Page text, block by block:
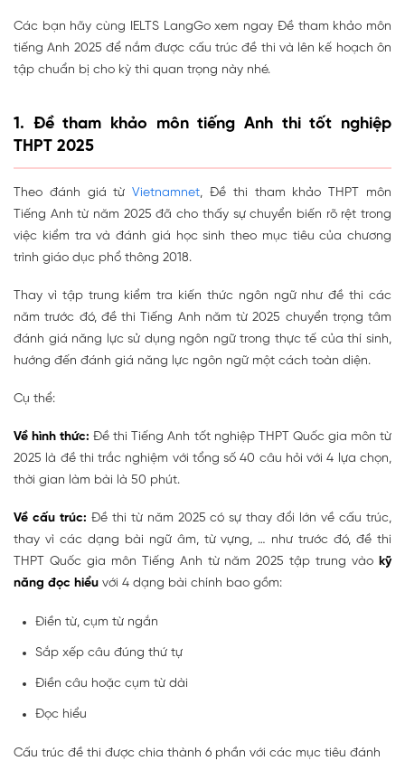
Các bạn hãy cùng IELTS LangGo xem ngay Đề tham khảo môn
tiếng Anh 2025 để nắm được cấu trúc đề thi và lên kế hoạch ôn
tập chuẩn bị cho kỳ thi quan trọng này nhé.
1. Đề tham khảo môn tiếng Anh thi tốt nghiệp
THPT 2025
Theo đánh giá từVietnamnet, Đề thi tham khảo THPT môn
Tiếng Anh từ năm 2025 đã cho thấy sự chuyển biến rõ rệt trong
việc kiểm tra và đánh giá học sinh theo mục tiêu của chương
trình giáo dục phổ thông 2018.
Thay vì tập trung kiểm tra kiến thức ngôn ngữ như đề thi các
năm trước đó, đề thi Tiếng Anh năm từ 2025 chuyển trọng tâm
đánh giá năng lực sử dụng ngôn ngữ trong thực tế của thí sinh,
hướng đến đánh giá năng lực ngôn ngữ một cách toàn diện.
Cụ thể:
Về hình thức: Đề thi Tiếng Anh tốt nghiệp THPT Quốc gia môn từ
2025 là đề thi trắc nghiệm với tổng số 40 câu hỏi với 4 lựa chọn,
thời gian làm bài là 50 phút.
Về cấu trúc: Đề thi từ năm 2025 có sự thay đổi lớn về cấu trúc,
thay vì các dạng bài ngữ âm, từ vựng, … như trước đó, đề thi
THPT Quốc gia môn Tiếng Anh từ năm 2025 tập trung vào kỹ
năng đọc hiểu với 4 dạng bài chính bao gồm:
Điền từ, cụm từ ngắn
Sắp xếp câu đúng thứ tự
Điền câu hoặc cụm từ dài
Đọc hiểu
Cấu trúc đề thi được chia thành 6 phần với các mục tiêu đánh